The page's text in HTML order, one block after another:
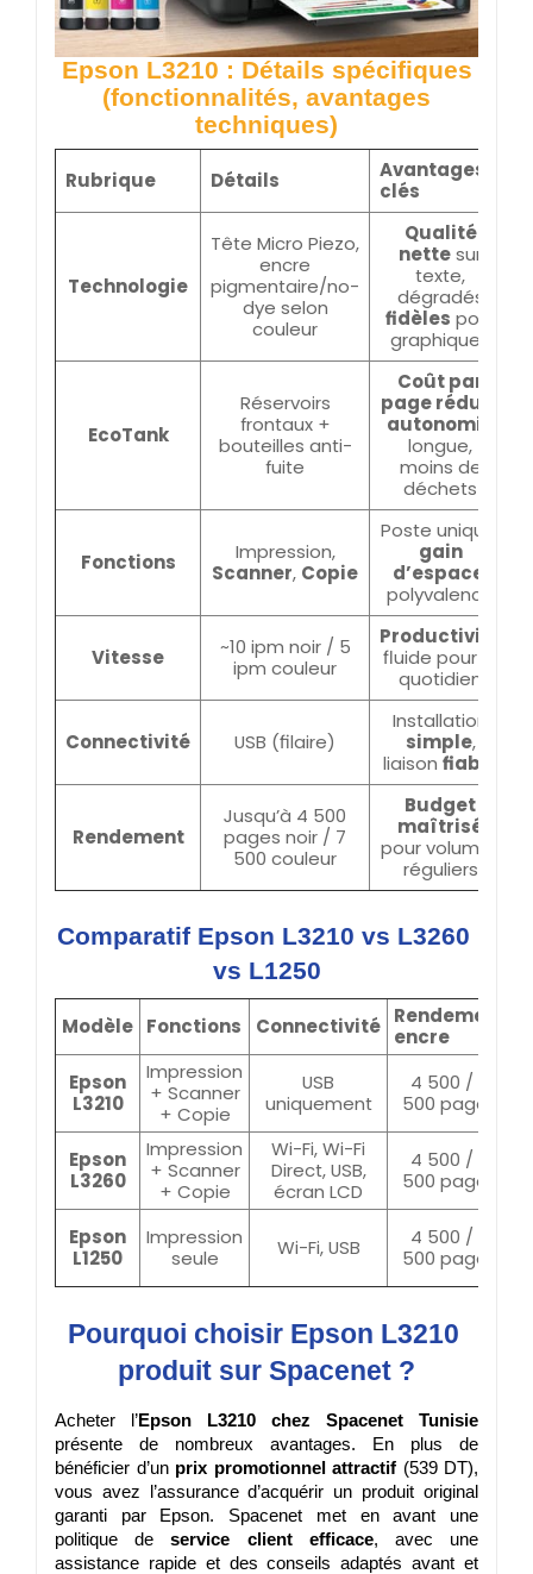
Epson L3210 : Détails spécifiques
(fonctionnalités, avantages
techniques)
Rubrique Détails
Avantages
clés
Technologie
Tête Micro Piezo,
encre
pigmentaire/no-
dye selon
couleur
Qualité
nettesur
texte,
dégradés
fidèles pour
graphiques
EcoTank
Réservoirs
frontaux +
bouteilles anti-
fuite
Coût par
page réduit
autonomie
longue,
moins de
déchets
Fonctions
Impression,
Scanner, Copie
Poste unique,
gain
d’espace
polyvalence
Vitesse
~10 ipm noir / 5
ipm couleur
Productivité
fluide pour le
quotidien
Connectivité USB (filaire)
Installation
simple,
liaison fiable
Rendement
Jusqu’à 4 500
pages noir / 7
500 couleur
Budget
maîtrisé
pour volumes
réguliers
Comparatif Epson L3210 vs L3260
vs L1250
Modèle Fonctions Connectivité Rendement
encre
Epson
L3210
Impression
+ Scanner
+ Copie
USB
uniquement
4 500 / 7
500 pages
Epson
L3260
Impression
+ Scanner
+ Copie
Wi-Fi, Wi-Fi
Direct, USB,
écran LCD
4 500 / 7
500 pages
Epson
L1250
Impression
seule
Wi-Fi, USB
4 500 / 7
500 pages
Pourquoi choisir Epson L3210
produit sur Spacenet ?
Acheter l’Epson L3210 chez Spacenet Tunisie
présente de nombreux avantages. En plus de
bénéficier d’un prix promotionnel attractif (539 DT),
vous avez l’assurance d’acquérir un produit original
garanti par Epson. Spacenet met en avant une
politique de service client efficace, avec une
assistance rapide et des conseils adaptés avant et